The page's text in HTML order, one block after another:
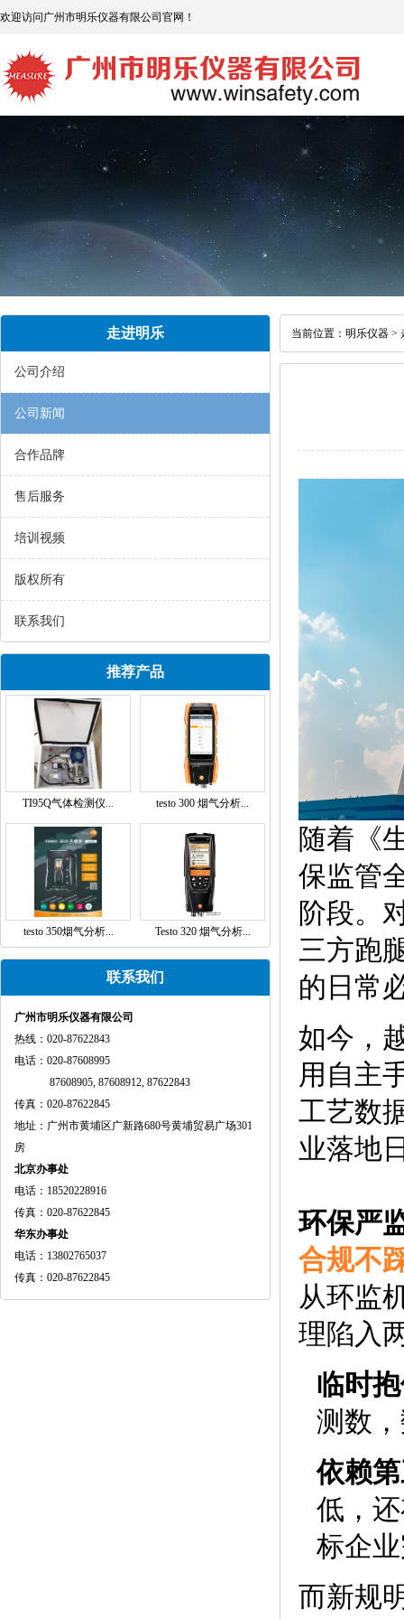
欢迎访问广州市明乐仪器有限公司官网！
走进明乐
公司介绍
公司新闻
合作品牌
售后服务
培训视频
版权所有
联系我们
推荐产品
TI95Q气体检测仪... testo 300 烟气分析...
testo 350烟气分析... Testo 320 烟气分析...
联系我们
广州市明乐仪器有限公司
热线：020-87622843
电话：020-87608995
87608905, 87608912, 87622843
传真：020-87622845
地址：广州市黄埔区广新路680号黄埔贸易广场301
房
北京办事处
电话：18520228916
传真：020-87622845
华东办事处
电话：13802765037
传真：020-87622845
当前位置： 明乐仪器 >
随着《
保监管
阶段。
三方跑
的日常
如今，
用自主
工艺数
业落地
环保严
合规不
从环监
理陷入
临时
测数
依赖
低，
标企
而新规